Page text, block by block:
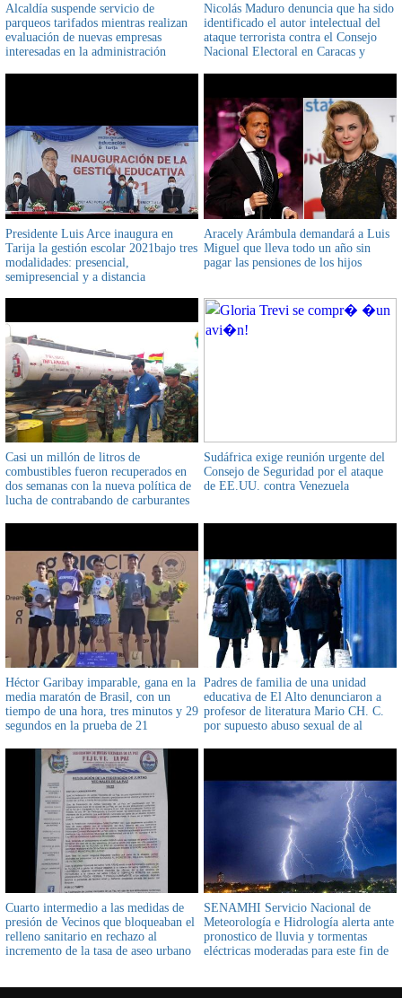
Alcaldía suspende servicio de
parqueos tarifados mientras realizan
evaluación de nuevas empresas
interesadas en la administración
Nicolás Maduro denuncia que ha sido
identificado el autor intelectual del
ataque terrorista contra el Consejo
Nacional Electoral en Caracas y
Presidente Luis Arce inaugura en
Tarija la gestión escolar 2021bajo tres
modalidades: presencial,
semipresencial y a distancia
Aracely Arámbula demandará a Luis
Miguel que lleva todo un año sin
pagar las pensiones de los hijos
Casi un millón de litros de
combustibles fueron recuperados en
dos semanas con la nueva política de
lucha de contrabando de carburantes
Sudáfrica exige reunión urgente del
Consejo de Seguridad por el ataque
de EE.UU. contra Venezuela
Héctor Garibay imparable, gana en la
media maratón de Brasil, con un
tiempo de una hora, tres minutos y 29
segundos en la prueba de 21
Padres de familia de una unidad
educativa de El Alto denunciaron a
profesor de literatura Mario CH. C.
por supuesto abuso sexual de al
Cuarto intermedio a las medidas de
presión de Vecinos que bloqueaban el
relleno sanitario en rechazo al
incremento de la tasa de aseo urbano
SENAMHI Servicio Nacional de
Meteorología e Hidrología alerta ante
pronostico de lluvia y tormentas
eléctricas moderadas para este fin de